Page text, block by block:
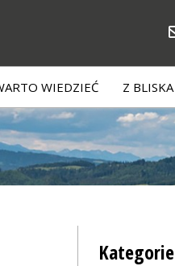
WIEDZIEĆ Z BLISKA
Kategorie